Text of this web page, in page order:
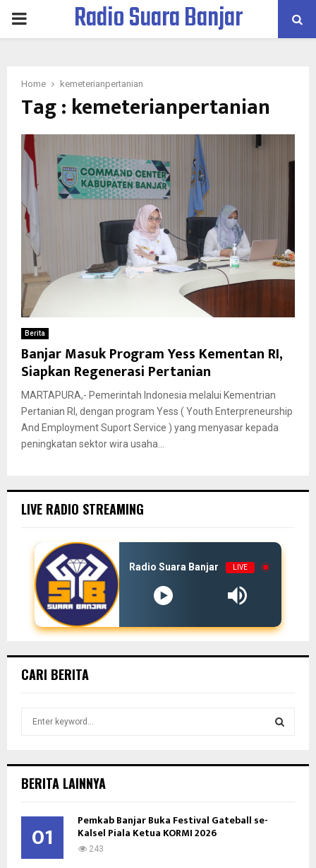
PRIMARYRadio Suara Banjar
Home kemeterianpertanian
Tag : kemeterianpertanian
Berita
Banjar Masuk Program Yess Kementan RI,
Siapkan Regenerasi Pertanian
MARTAPURA,- Pemerintah Indonesia melalui Kementrian
Pertanian RI, dengan program Yess ( Youth Enterpreneurship
And Employment Suport Service ) yang menyasar kepada
peningkatan sektor wira usaha...
LIVE RADIO STREAMING
Radio Suara Banjar LIVE
CARI BERITA
h
o
BERITA LAINNYA
01 Pemkab Banjar Buka Festival Gateball se-
Kalsel Piala Ketua KORMI 2026
243